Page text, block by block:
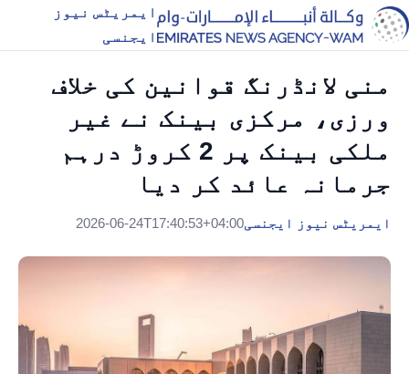
ایمریٹس نیوز
ایجنسی
منی لانڈرنگ قوانین کی خلاف
ورزی، مرکزی بینک نے غیر
ملکی بینک پر 2 کروڑ درہم
جرمانہ عائد کر دیا
ایمریٹس نیوز ایجنسی2026-06-24T17:40:53+04:00